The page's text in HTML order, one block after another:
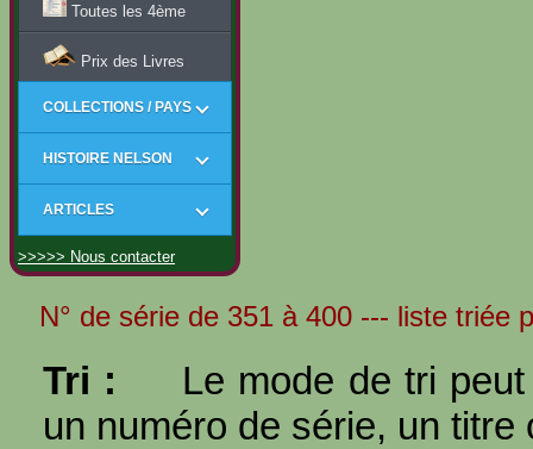
Toutes les 4ème
Prix des Livres
COLLECTIONS / PAYS
HISTOIRE NELSON
ARTICLES
>>>>> Nous contacter
N° de série de 351 à 400 --- liste triée
Tri :
Le mode de tri
un numéro de série, un titre